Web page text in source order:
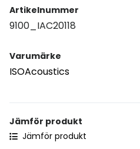
Artikelnummer
9100_IAC20118
Varumärke
ISOAcoustics
Jämför produkt
Jämför produkt